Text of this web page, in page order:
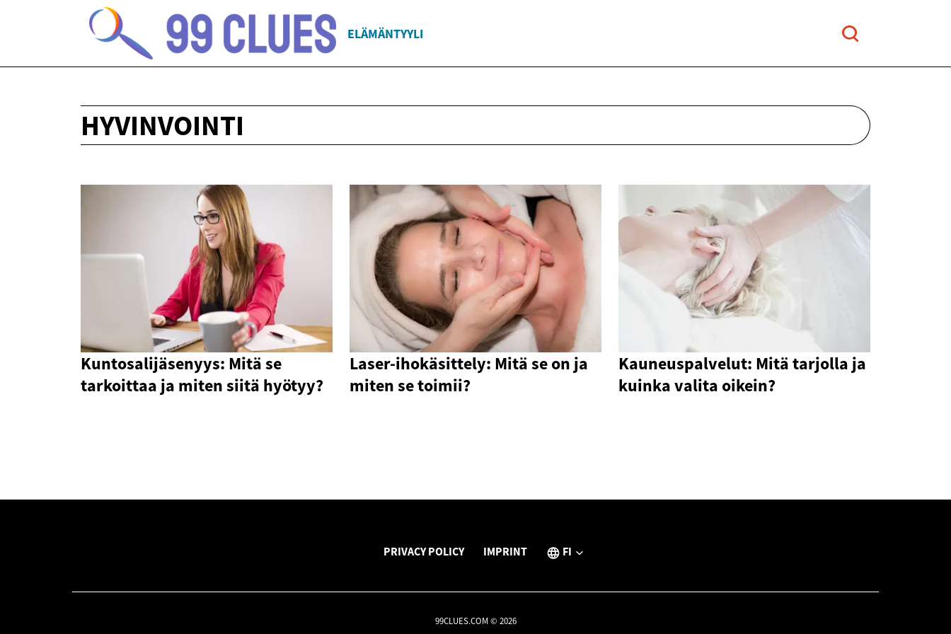
ELÄMÄNTYYLI
HYVINVOINTI
Kuntosalijäsenyys: Mitä se
tarkoittaa ja miten siitä hyötyy?
Laser-ihokäsittely: Mitä se on ja
miten se toimii?
Kauneuspalvelut: Mitä tarjolla ja
kuinka valita oikein?
PRIVACY POLICY IMPRINT FI
99CLUES.COM © 2026